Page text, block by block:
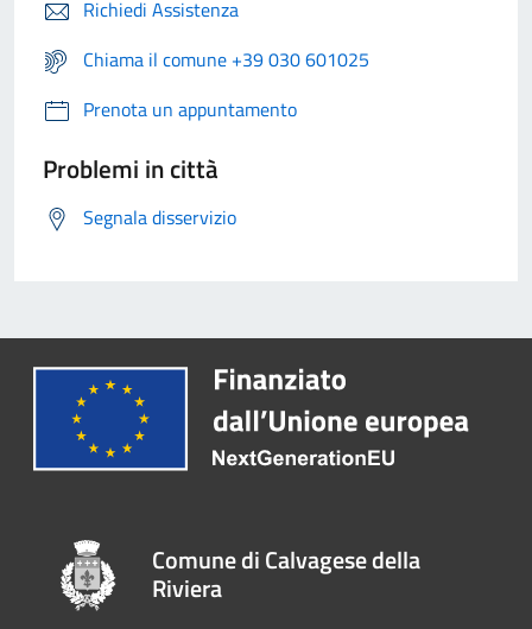
Richiedi Assistenza
Chiama il comune +39 030 601025
Prenota un appuntamento
Problemi in città
Segnala disservizio
Comune di Calvagese della
Riviera